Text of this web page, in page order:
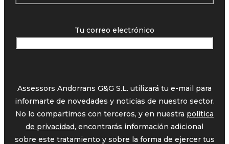
Tu correo electrónico
Assessors Andorrans G&G S.L. utilizará tu e-mail para
informarte de novedades y noticias de nuestro sector.
No lo compartimos con terceros, y en nuestra política
de privacidad, encontrarás información adicional
sobre este tratamiento y sobre la forma de ejercer tus